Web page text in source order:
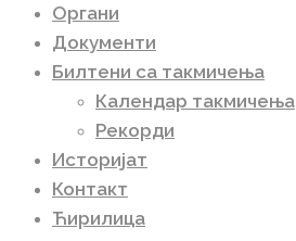
Органи
Документи
Билтени са такмичења
Календар такмичења
Рекорди
Историјат
Контакт
Ћирилица